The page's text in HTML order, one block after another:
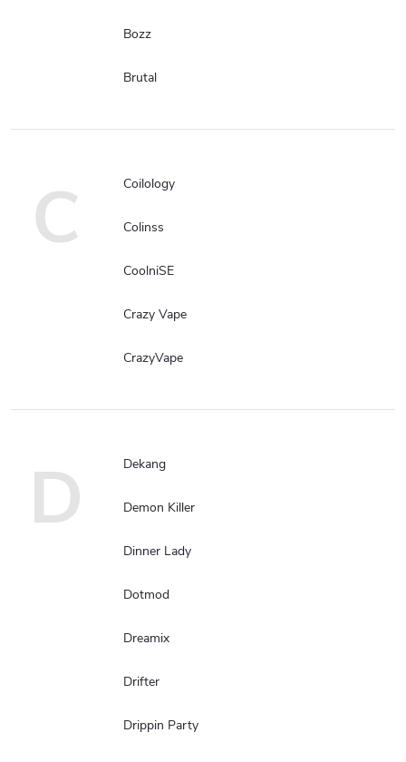
Bozz
Brutal
C Coilology
Colinss
CoolniSE
Crazy Vape
CrazyVape
D Dekang
Demon Killer
Dinner Lady
Dotmod
Dreamix
Drifter
Drippin Party